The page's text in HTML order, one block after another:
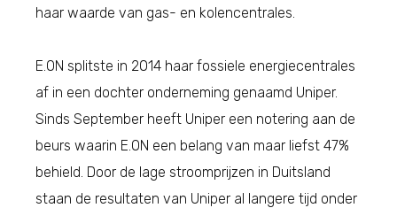
haar waarde van gas- en kolencentrales.
E.ON splitste in 2014 haar fossiele energiecentrales
af in een dochter onderneming genaamd Uniper.
Sinds September heeft Uniper een notering aan de
beurs waarin E.ON een belang van maar liefst 47%
behield. Door de lage stroomprijzen in Duitsland
staan de resultaten van Uniper al langere tijd onder